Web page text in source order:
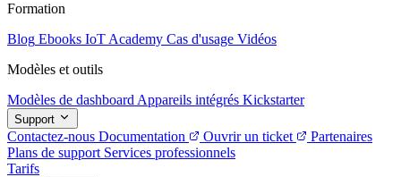
Formation
Blog Ebooks IoT Academy Cas d'usage Vidéos
Modèles et outils
Modèles de dashboard Appareils intégrés Kickstarter
Support
Contactez-nous Documentation Ouvrir un ticket
Partenaires
Plans de support Services professionnels
Tarifs